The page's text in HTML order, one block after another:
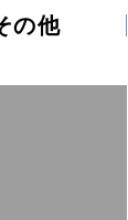
の他